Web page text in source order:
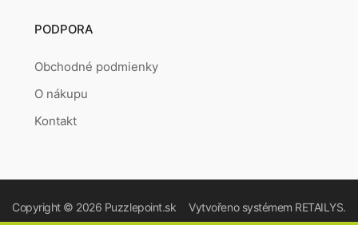
PODPORA
Obchodné podmienky
O nákupu
Kontakt
Copyright © 2026 Puzzlepoint.sk Vytvořeno systémem RETAILYS.